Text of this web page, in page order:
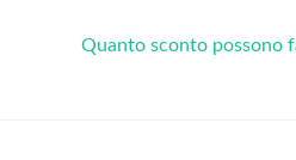
Quanto sconto possono